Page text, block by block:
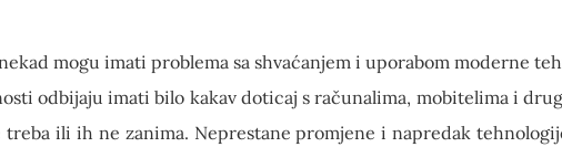
mogu imati problema sa shvaćanjem i uporabom moderne
odbijaju imati bilo kakav doticaj s računalima, mobitelima i
treba ili ih ne zanima. Neprestane promjene i napredak